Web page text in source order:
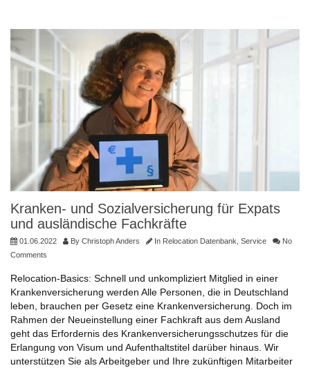
Kranken- und Sozialversicherung für Expats
und ausländische Fachkräfte
01.06.2022 By Christoph Anders In Relocation Datenbank Service
No
Comments
Relocation-Basics: Schnell und unkompliziert Mitglied in einer
Krankenversicherung werden Alle Personen, die in Deutschland
leben, brauchen per Gesetz eine Krankenversicherung. Doch im
Rahmen der Neueinstellung einer Fachkraft aus dem Ausland
geht das Erfordernis des Krankenversicherungsschutzes für die
Erlangung von Visum und Aufenthaltstitel darüber hinaus. Wir
unterstützen Sie als Arbeitgeber und Ihre zukünftigen Mitarbeiter